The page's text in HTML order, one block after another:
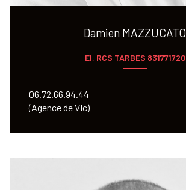
Damien MAZZUCATO
EI, RCS TARBES 831771720
06.72.66.94.44
(Agence de VIc)